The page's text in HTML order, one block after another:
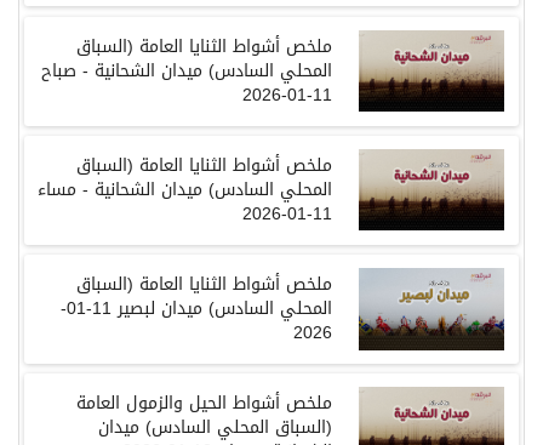
ملخص أشواط الثنايا العامة (السباق
المحلي السادس)ميدان الشحانية -صباح
11-01-2026
ملخص أشواط الثنايا العامة (السباق
المحلي السادس)ميدان الشحانية -مساء
11-01-2026
ملخص أشواط الثنايا العامة (السباق
المحلي السادس) ميدان لبصير 11-01-
2026
ملخص أشواط الحيل والزمول العامة
(السباق المحلي السادس) ميدان